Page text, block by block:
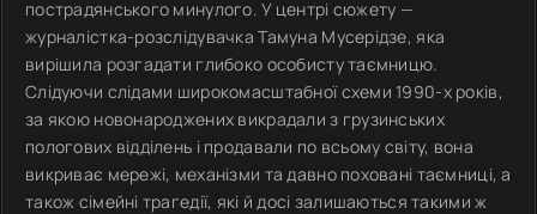
пострадянського минулого. У центрі сюжету —
журналістка-розслідувачка Тамуна Мусерідзе, яка
вирішила розгадати глибоко особисту таємницю.
Слідуючи слідами широкомасштабної схеми 1990-х років,
за якою новонароджених викрадали з грузинських
пологових відділень і продавали по всьому світу, вона
викриває мережі, механізми та давно поховані таємниці, а
також сімейні трагедії, які й досі залишаються такими ж